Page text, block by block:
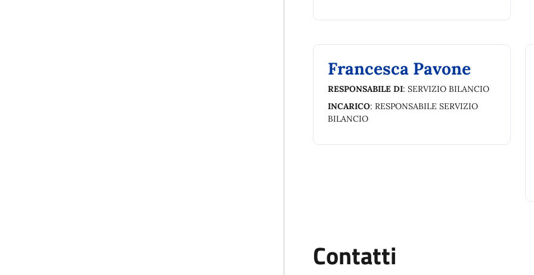
Francesca Pavone
RESPONSABILE DI: SERVIZIO BILANCIO
INCARICO: RESPONSABILE SERVIZIO
BILANCIO
Contatti